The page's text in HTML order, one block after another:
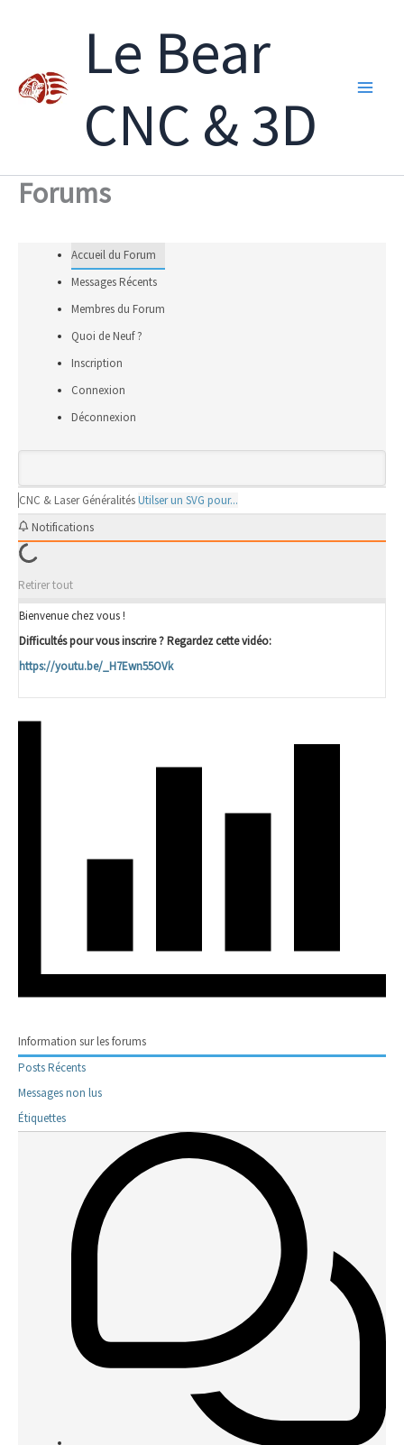
Le Bear
CNC & 3D
Forums
Accueil du Forum
Messages Récents
Membres du Forum
Quoi de Neuf ?
Inscription
Connexion
Déconnexion
CNC & Laser GénéralitésUtilser un SVG pour...
Notifications
Retirer tout
Bienvenue chez vous !
Difficultés pour vous inscrire ? Regardez cette vidéo:
https://youtu.be/_H7Ewn55OVk
Information sur les forums
Posts Récents
Messages non lus
Étiquettes